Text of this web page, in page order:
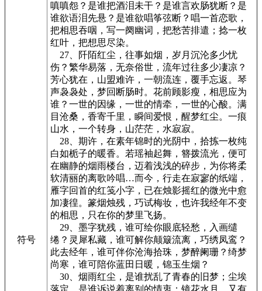
符号
嗔嗔怨？是谁把酒泪未干？是谁言欢肠犹断？是
谁欲语泪先悬？是谁欲唱筝弦断？唱一首恋歌，
把相思吞咽，写一阕幽词，把愁苦排遣；捻一枚
红叶，把想思尽染。
27、阡陌红尘，往事如烟，岁月沉沦多少忧
伤？繁华易落，无奈俗世，流年过往多少凄凉？
芳心犹在，山盟难许，一朝流连，覆手忘返。琴
声袅袅处，梦回断肠时。花前顾影瘦，相思应为
谁？一世的因缘，一世的情牵，一世的心酸。满
目沧桑，香寄千里，瞬间爱恨，醒梦红尘。一痕
山水，一个转身，山茫茫，水寂寂。
28、期许，在素年锦时的光阴中，拾拣一枚纯
白如栀子的暖香。若瑶袖起舞，簪拨流光，便可
在幽静的烟雨楼台，迈着浅浅的碎步，为你将柔
软清丽的离歌吟唱…而今，行走在寂寥的纸端，
雁字回首的红笺小字，已在烛影摇红的微光中愈
加凄徨。篆烟烛残，巧试梅妆，也许我经年不变
的相思，只在你的梦里飞扬。
29、墨字犹残，谁可绘你眼底轻愁，入画缱
绻？灵犀私藏，谁可解你颠簸流离，巧绣凤鸾？
此去经年，谁可伴你沧海拾珠，梦醉阑珊？绮梦
尚寒，谁可陪你蓝田日暖，锦玉生烟？
30、烟雨红尘，是谁扰乱了青春的旧梦；尘埃
落定，是谁诉说着离别的情衷；镜花水月，又有